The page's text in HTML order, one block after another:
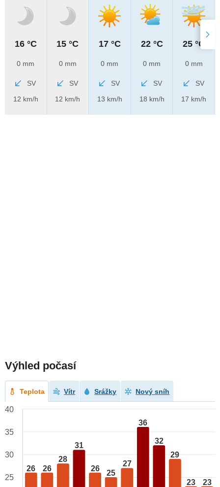
16 °C
0 mm
SV
12 km/h
15 °C
0 mm
SV
12 km/h
17 °C
0 mm
SV
13 km/h
22 °C
0 mm
SV
18 km/h
25 °C
0 mm
SV
17 km/h
Výhled počasí
Teplota Vítr Srážky Nový sníh
26 26
28
31
26
25
27
36
32
29
23 23
40
35
30
25